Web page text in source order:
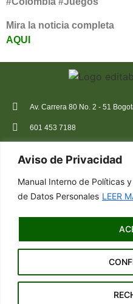
Aviso de Privacidad
Manual Interno de Políticas
de Datos Personales LEER
Mira la noticia completa
AQUI
Av. Carrera 80 No. 2 - 51
601 453 7188
Inicio